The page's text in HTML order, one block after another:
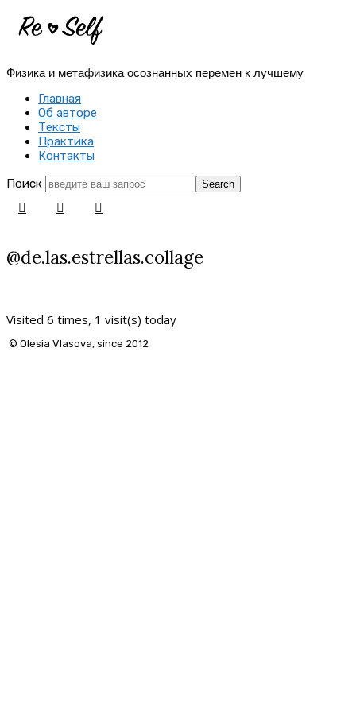
Re-
|
Создай
себя
заново
Физика и метафизика осознанных перемен к лучшему
Главная
Об авторе
Тексты
Практика
Контакты
Поиск
@de.las.estrellas.collage
Visited 6 times, 1 visit(s) today
© Olesia Vlasova, since 2012